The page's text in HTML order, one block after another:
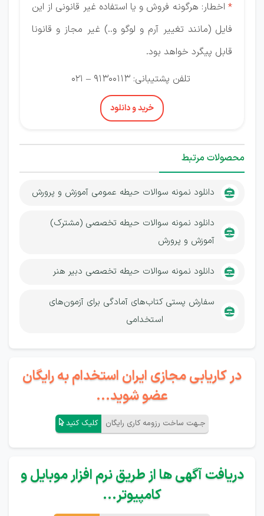
* اخطار: هرگونه فروش و یا استفاده غیر قانونی از این
فایل (مانند تغییر آرم و لوگو و..) غیر مجاز و قانونا
قابل پیگرد خواهد بود.
تلفن پشتیبانی: 91300113 – 021
خرید و دانلود
محصولات مرتبط
دانلود نمونه سوالات حیطه عمومی آموزش و پرورش
دانلود نمونه سوالات حیطه تخصصی (مشترک)
آموزش و پرورش
دانلود نمونه سوالات حیطه تخصصی دبیر هنر
سفارش پستی کتاب‌های آمادگی برای آزمون‌های
استخدامی
در کاریابی مجازی ایران استخدام به رایگان
عضو شوید...
جـهت ساخت رزومه کاری رایگان کلیک کنید
دریافت آگهی ها از طریق نرم افزار موبایل و
کامپیوتر...